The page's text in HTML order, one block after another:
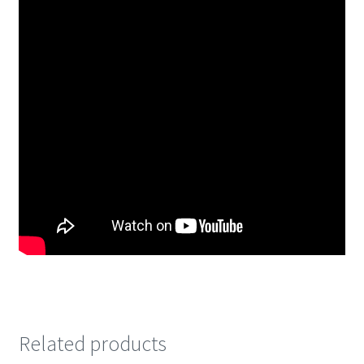
Related products